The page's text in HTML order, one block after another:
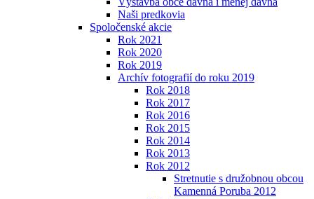
Naši predkovia
Spoločenské akcie
Rok 2021
Rok 2020
Rok 2019
Archív fotografií do roku 2019
Rok 2018
Rok 2017
Rok 2016
Rok 2015
Rok 2014
Rok 2013
Rok 2012
Stretnutie s družobnou obcou
Kamenná Poruba 2012